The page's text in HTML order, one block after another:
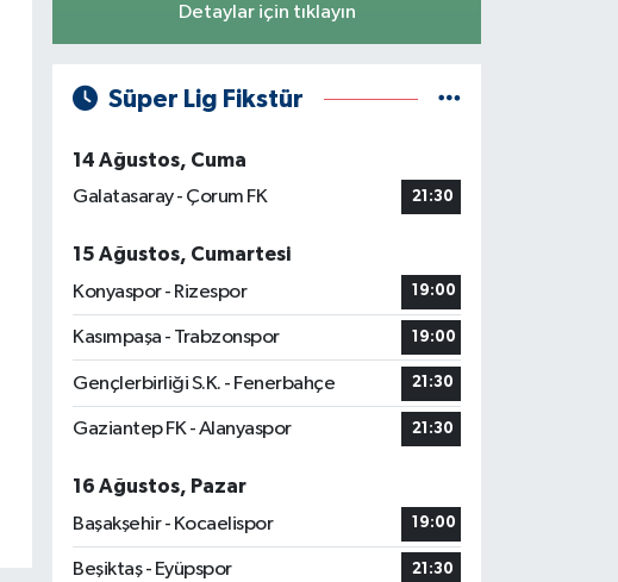
Detaylar için tıklayın
Süper Lig Fikstür
14 Ağustos, Cuma
Galatasaray - Çorum FK
21:30
15 Ağustos, Cumartesi
Konyaspor - Rizespor
19:00
Kasımpaşa - Trabzonspor 19:00
Gençlerbirliği S.K. - Fenerbahçe 21:30
Gaziantep FK - Alanyaspor 21:30
16 Ağustos, Pazar
Başakşehir - Kocaelispor
19:00
Beşiktaş - Eyüpspor 21:30